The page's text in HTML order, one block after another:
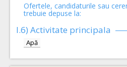
Ofertele, candidaturile sau
trebuie depuse la:
I.6) Activitate principala
Apă